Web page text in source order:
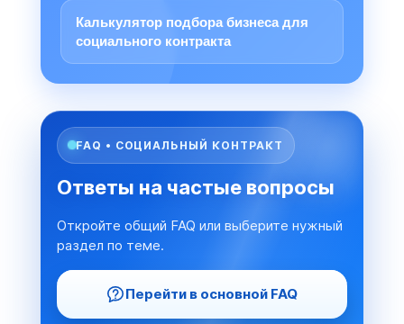
Калькулятор подбора бизнеса для
социального контракта
FAQ • СОЦИАЛЬНЫЙ КОНТРАКТ
Ответы на частые вопросы
Откройте общий FAQ или выберите нужный
раздел по теме.
Перейти в основной FAQ